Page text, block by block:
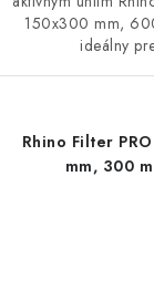
150x300 mm,
ideálny
Rhino Filter
mm, 300